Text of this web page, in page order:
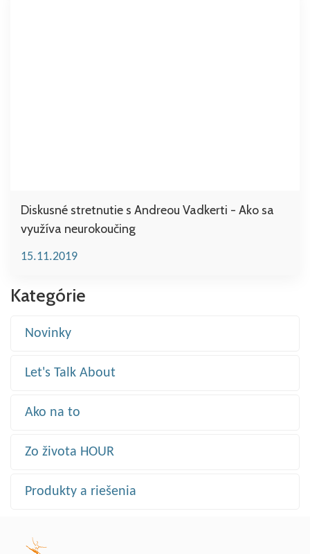
Diskusné stretnutie s Andreou Vadkerti - Ako sa
využíva neurokoučing
15.11.2019
Kategórie
Novinky
Let's Talk About
Ako na to
Zo života HOUR
Produkty a riešenia